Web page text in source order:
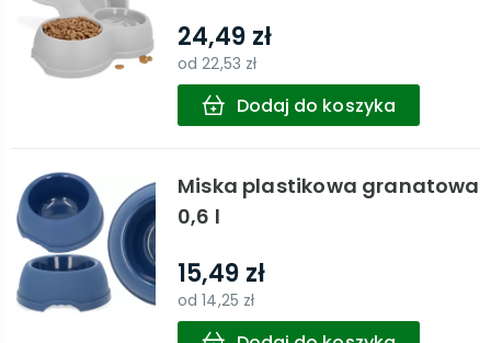
24,49 zł
od22,53 zł
Dodaj do koszyka
Miska plastikowa granatowa
0,6 l
15,49 zł
od14,25 zł